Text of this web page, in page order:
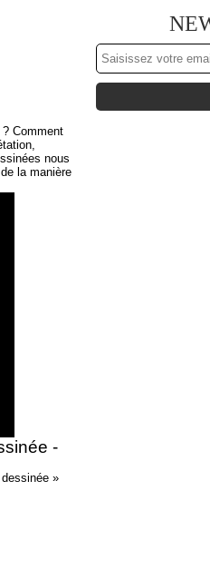
Comment
nous
la manière
-
»